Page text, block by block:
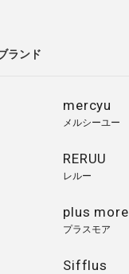
ランド
mercyu
メルシーユー
RERUU
レルー
plus more
プラスモア
Sifflus